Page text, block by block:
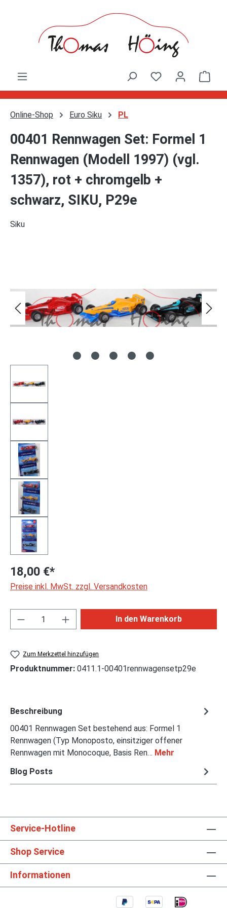
Online-Shop Euro Siku PL
00401 Rennwagen Set: Formel 1
Rennwagen (Modell 1997) (vgl.
1357), rot + chromgelb +
schwarz, SIKU, P29e
Siku
18,00 €*
Preise inkl. MwSt. zzgl. Versandkosten
Produkt Anzahl: Gib den gewünschten
In den Warenkorb
Zum Merkzettel hinzufügen
Produktnummer: 0411.1-00401rennwagensetp29e
Beschreibung
00401 Rennwagen Set bestehend aus: Formel 1
Rennwagen (Typ Monoposto, einsitziger offener
Rennwagen mit Monocoque, Basis Ren… Mehr
Blog Posts
Service-Hotline
Shop Service
Informationen